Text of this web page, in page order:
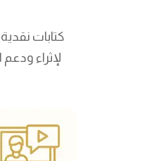
كتابات
لإثراء ودعم